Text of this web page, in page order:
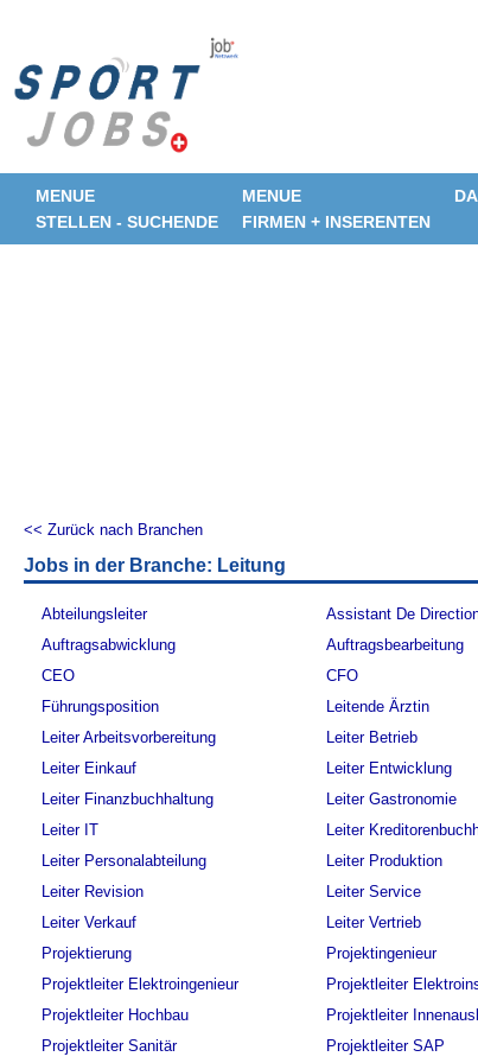
MENUE
STELLEN - SUCHENDE
MENUE
FIRMEN + INSERENTEN
<< Zurück nach Branchen
Jobs in der Branche: Leitung
Abteilungsleiter Assistant De
Auftragsabwicklung
Auftragsbearbeitung
CEO
CFO
Führungsposition
Leitende Ärztin
Leiter Arbeitsvorbereitung
Leiter Betrieb
Leiter Einkauf
Leiter Entwicklung
Leiter Finanzbuchhaltung
Leiter Gastronomie
Leiter IT
Leiter
Leiter Personalabteilung
Leiter Produktion
Leiter Revision
Leiter Service
Leiter Verkauf
Leiter Vertrieb
Projektierung
Projektingenieur
Projektleiter Elektroingenieur
Projektleiter
Projektleiter Hochbau
Projektleiter
Projektleiter Sanitär
Projektleiter SAP